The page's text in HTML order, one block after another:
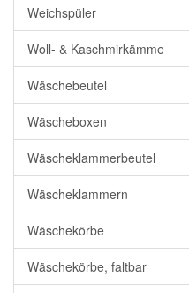
Weichspüler
Woll- & Kaschmirkämme
Wäschebeutel
Wäscheboxen
Wäscheklammerbeutel
Wäscheklammern
Wäschekörbe
Wäschekörbe, faltbar